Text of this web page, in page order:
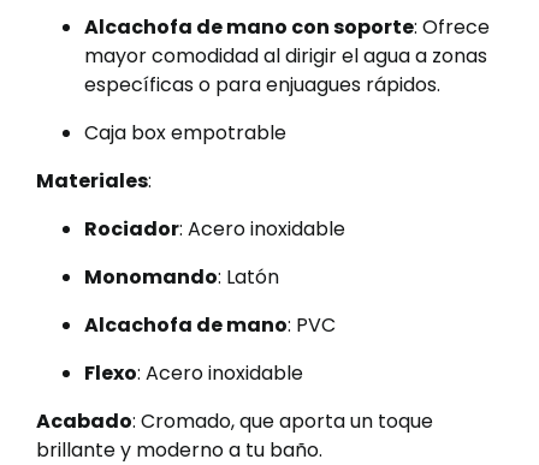
Alcachofa de mano con soporte: Ofrece
mayor comodidad al dirigir el agua a zonas
específicas o para enjuagues rápidos.
Caja box empotrable
Materiales:
Rociador: Acero inoxidable
Monomando: Latón
Alcachofa de mano: PVC
Flexo: Acero inoxidable
Acabado: Cromado, que aporta un toque
brillante y moderno a tu baño.